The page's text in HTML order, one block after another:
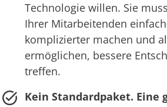
Technologie willen. Sie
Ihrer Mitarbeitenden
komplizierter machen und
ermöglichen, bessere
treffen.
Kein Standardpaket. Eine